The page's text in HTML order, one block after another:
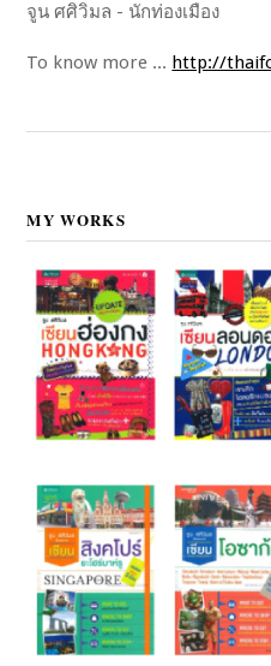
จูน ศศิวิมล - นักท่องเมือง
To know more ... http://
MY WORKS